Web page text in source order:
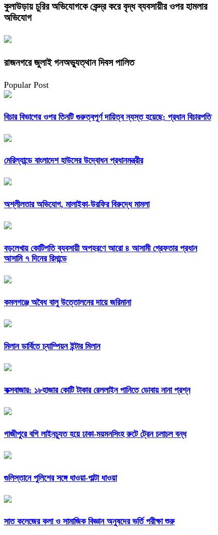
কুলাউড়ায় চুরির অভিযোগকে কেন্দ্র করে বৃদ্ধ ব্যবসায়ীর ওপর হামলার
অভিযোগ
রাজনগরে জুলাই গনঅভ্যুত্থান দিবস পালিত
Popular Post
বিচার বিভাগের ওপর তিনটি গুরুত্বপূর্ণ দায়িত্ব ন্যস্ত হয়েছে: প্রধান বিচারপতি
মেরিল্যান্ডে বাংলাদেশ হাউসের উদ্বোধন প্রধানমন্ত্রীর
অশ্লীলতার অভিযোগ, মালাইকা-উরফির বিরুদ্ধে মামলা
বড়লেখায় কোটিপতি ব্যবসায়ী অপহরণে আরো ৪ আসামী গ্রেফতার প্রধান
আসামি ৭ দিনের রিমান্ডে
কমলগঞ্জে অবৈধ বালু উত্তোলনের দায়ে জরিমানা
মিলান ডার্বিতে চ্যাম্পিয়ন ইন্টার মিলান
কক্সবাজার: ১৮হাজার কোটি টাকার রেললাইন পানিতে ডোবায় নানা প্রশ্ন
গাজীপুরে বগি লাইনচ্যুত হয়ে ঢাকা-ময়মনসিংহ রুটে ট্রেন চলাচল বন্ধ
গুলিস্তানে পুলিশের সঙ্গে ধাওয়া-পাল্টা ধাওয়া
সাত কলেজের কলা ও সামাজিক বিজ্ঞান অনুষদের ভর্তি পরীক্ষা শুরু